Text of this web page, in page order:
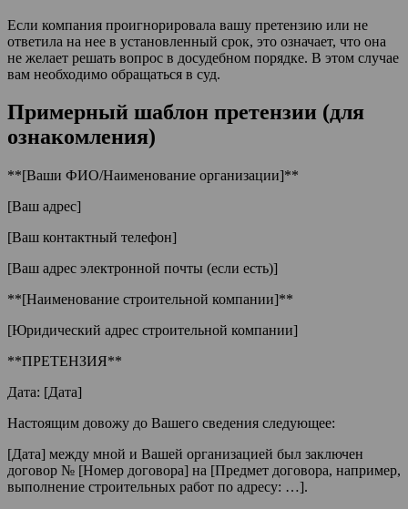
Если компания проигнорировала вашу претензию или не
ответила на нее в установленный срок, это означает, что она
не желает решать вопрос в досудебном порядке. В этом случае
вам необходимо обращаться в суд.
Примерный шаблон претензии (для
ознакомления)
**[Ваши ФИО/Наименование организации]**
[Ваш адрес]
[Ваш контактный телефон]
[Ваш адрес электронной почты (если есть)]
**[Наименование строительной компании]**
[Юридический адрес строительной компании]
**ПРЕТЕНЗИЯ**
Дата: [Дата]
Настоящим довожу до Вашего сведения следующее:
[Дата] между мной и Вашей организацией был заключен
договор № [Номер договора] на [Предмет договора, например,
выполнение строительных работ по адресу: …].